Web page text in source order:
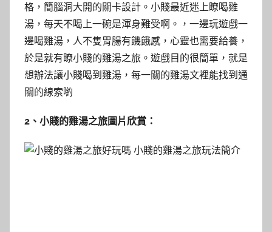
格，簡腦洞大開的關卡設計。小賤最近迷上瞭喝雞
湯，每天不喝上一碗是渾身難受啊。，一邊玩遊戲一
邊喝雞湯，人不隻胃腸有饑餓感，心靈也需要給養，
於是就有瞭小賤的雞湯之旅。遊戲目的很簡單，就是
想辦法讓小賤喝到雞湯，每一關的雞湯文裡能找到通
關的線索喲
2、小賤的雞湯之旅圖片欣賞：